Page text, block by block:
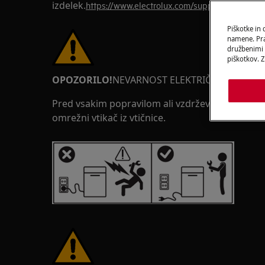
izdelek.https://www.electrolux.com/support/user-
OPOZORILO!NEVARNOST ELEKTRIČNEGA
Pred vsakim popravilom ali vzdrževalnim
omrežni vtikač iz vtičnice.
Piškotke in
namene.
družbenimi
piškotkov.